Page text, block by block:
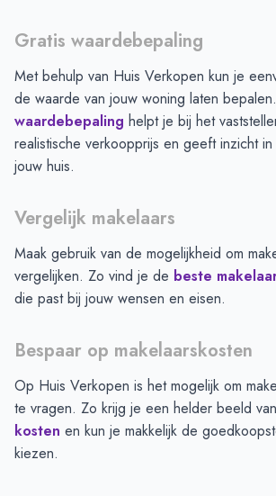
Gratis waardebepaling
Met behulp van Huis Verkopen kun je
de waarde van jouw woning laten bepalen.
waardebepaling helpt je bij het
realistische verkoopprijs en geeft inzicht
jouw huis.
Vergelijk makelaars
Maak gebruik van de mogelijkheid om
vergelijken. Zo vind je de beste
die past bij jouw wensen en eisen.
Bespaar op makelaarskosten
Op Huis Verkopen is het mogelijk om
te vragen. Zo krijg je een helder beeld van
kosten en kun je makkelijk de
kiezen.